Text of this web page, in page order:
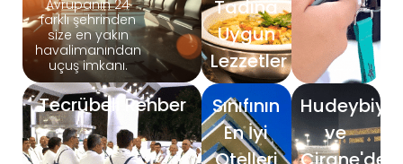
Avrupanın 24
farklı şehrinden
size en yakın
havalimanından
uçuş imkanı.
Tecrübeli Rehber
Tadına
Uygun
Lezzetler
Sınıfının
En İyi
Hudeybiye
ve